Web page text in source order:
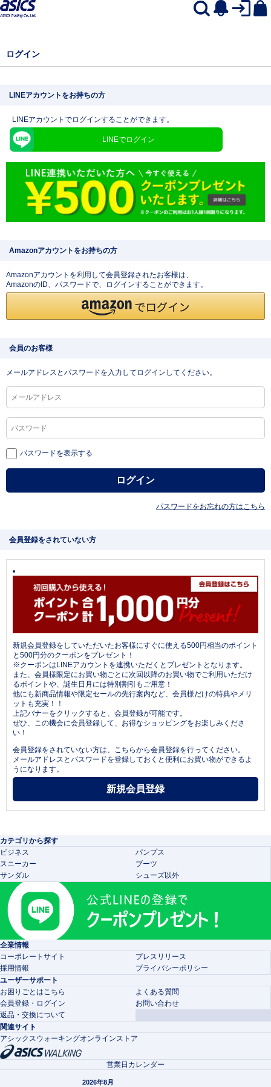
ログイン
LINEアカウントをお持ちの方
LINEアカウントでログインすることができます。
LINEでログイン
Amazonアカウントをお持ちの方
Amazonアカウントを利用して会員登録されたお客様は、
AmazonのID、パスワードで、ログインすることができます。
会員のお客様
メールアドレスとパスワードを入力してログインしてください。
パスワードを表示する
パスワードをお忘れの方はこちら
会員登録をされていない方
新規会員登録をしていただいたお客様にすぐに使える500円相当のポイント
と500円分のクーポンをプレゼント！
※クーポンはLINEアカウントを連携いただくとプレゼントとなります。
また、会員様限定にお買い物ごとに次回以降のお買い物でご利用いただけ
るポイントや、誕生日月には特別割引もご用意！
他にも新商品情報や限定セールの先行案内など、会員様だけの特典やメリ
ットも充実！！
上記バナーをクリックすると、会員登録が可能です。
ぜひ、この機会に会員登録して、お得なショッピングをお楽しみくださ
い！
会員登録をされていない方は、こちらから会員登録を行ってください。
メールアドレスとパスワードを登録しておくと便利にお買い物ができるよ
うになります。
カテゴリから探す
ビジネス
パンプス
スニーカー
ブーツ
サンダル
シューズ以外
企業情報
コーポレートサイト
プレスリリース
採用情報
プライバシーポリシー
ユーザーサポート
お困りごとはこちら
よくある質問
会員登録・ログイン
お問い合わせ
返品・交換について
関連サイト
アシックスウォーキングオンラインストア
営業日カレンダー
2026年8月